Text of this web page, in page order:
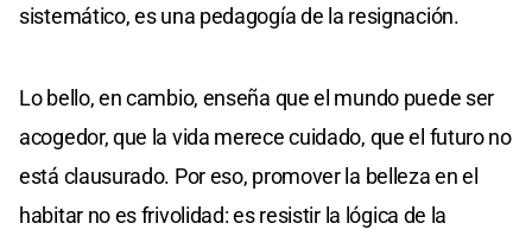
sistemático, es una pedagogía de la resignación.
Lo bello, en cambio, enseña que el mundo puede ser
acogedor, que la vida merece cuidado, que el futuro no
está clausurado. Por eso, promover la belleza en el
habitar no es frivolidad: es resistir la lógica de la